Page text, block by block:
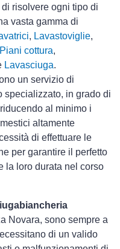
risolvere ogni tipo di
vasta gamma di
, Lavastoviglie,
Piani cottura,
Lavasciuga.
un servizio di
specializzato, in grado di
al minimo i
altamente
di effettuare le
per garantire il perfetto
la loro durata nel corso
Novara, sono sempre a
di un valido